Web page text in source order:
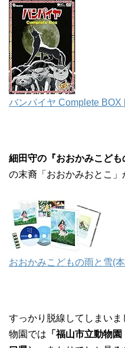
バンパイヤ Complete BOX
細田守の『おおかみこども
の末裔「おおかみおとこ」
おおかみこどもの雨と雪(
すっかり脱線してしまい
物園では 「福山市立動物